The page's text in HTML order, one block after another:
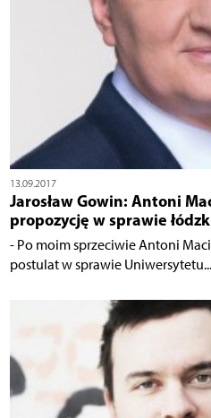
13.09.2017
Jarosław Gowin: Antoni
propozycję w sprawie
- Po moim sprzeciwie Antoni
postulat w sprawie Uniwersytetu...